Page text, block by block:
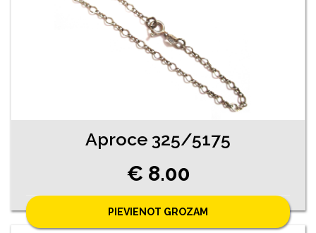
Aproce 325/5175
€ 8.00
PIEVIENOT GROZAM